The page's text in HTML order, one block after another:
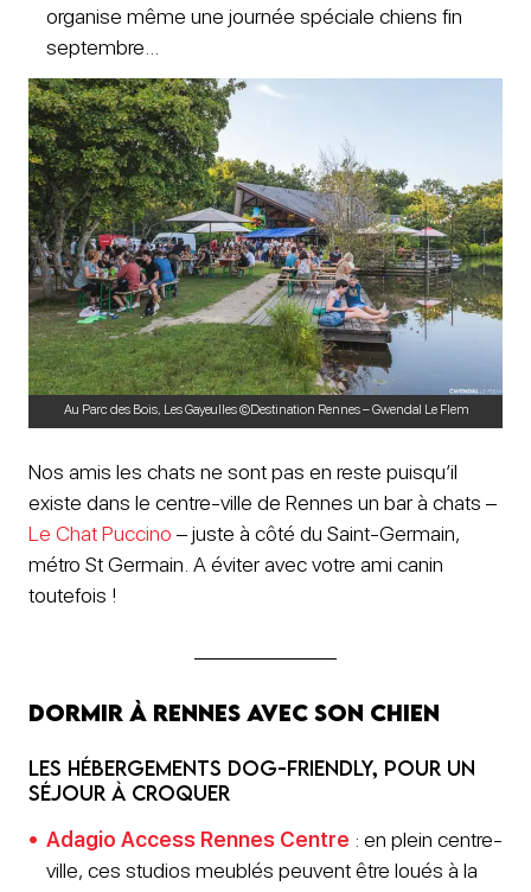
organise même une journée spéciale chiens fin
septembre…
Au Parc des Bois, Les Gayeulles ©Destination Rennes – Gwendal Le Flem
Nos amis les chats ne sont pas en reste puisqu’il
existe dans le centre-ville de Rennes un bar à chats –
Le Chat Puccino – juste à côté du Saint-Germain,
métro St Germain. A éviter avec votre ami canin
toutefois !
Dormir à Rennes avec son chien
Les hébergements DOG-friendly, pour un
séjour à croquer
Adagio Access Rennes Centre : en plein centre-
ville, ces studios meublés peuvent être loués à la